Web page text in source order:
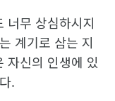
너무 상심하시지
계기로 삼는 지
자신의 인생에 있
.